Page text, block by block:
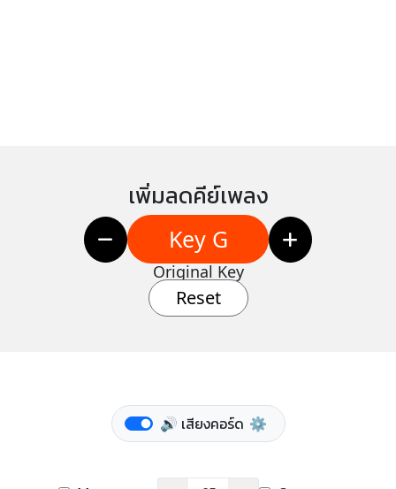
เพิ่มลดคีย์เพลง
Key G
Original Key
Reset
🔊 เสียงคอร์ด ⚙️